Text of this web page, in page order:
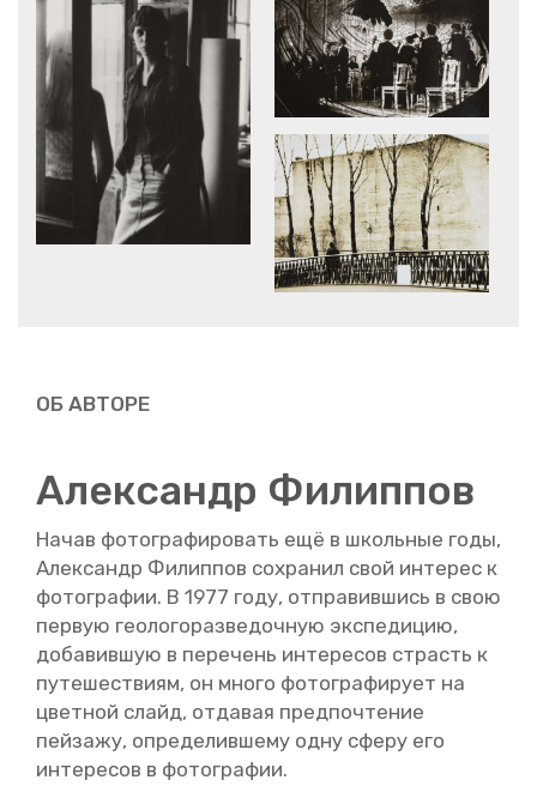
ОБ АВ­ТО­РЕ
Алек­сандр Фи­лип­пов
Начав фо­то­гра­фи­ро­вать ещё в школь­ные годы,
Алек­сандр Фи­лип­пов со­хра­нил свой ин­те­рес к
фо­то­гра­фии. В 1977 году, от­пра­вив­шись в свою
первую гео­ло­го­раз­ве­доч­ную экс­пе­ди­цию,
до­ба­вив­шую в пе­ре­чень ин­те­ре­сов страсть к
пу­те­ше­стви­ям, он много фо­то­гра­фи­ру­ет на
цвет­ной слайд, от­да­вая пред­по­чте­ние
пей­за­жу, опре­де­лив­ше­му одну сферу его
ин­те­ре­сов в фо­то­гра­фии.